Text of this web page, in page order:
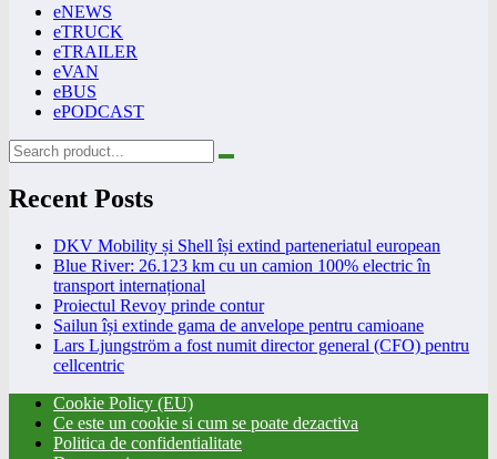
eNEWS
eTRUCK
eTRAILER
eVAN
eBUS
ePODCAST
Recent Posts
DKV Mobility și Shell își extind parteneriatul european
Blue River: 26.123 km cu un camion 100% electric în
transport internațional
Proiectul Revoy prinde contur
Sailun își extinde gama de anvelope pentru camioane
Lars Ljungström a fost numit director general (CFO) pentru
cellcentric
Cookie Policy (EU)
Ce este un cookie si cum se poate dezactiva
Politica de confidentialitate